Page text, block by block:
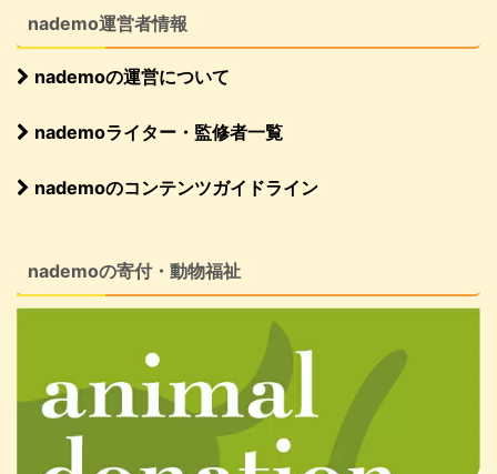
nademo運営者情報
nademoの運営について
nademoライター・監修者一覧
nademoのコンテンツガイドライン
nademoの寄付・動物福祉